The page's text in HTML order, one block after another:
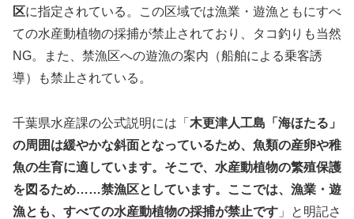
区に指定されている。この区域では漁業・遊漁ともにすべ
ての水産動植物の採捕が禁止されており、タコ釣りも当然
NG。また、禁漁区への遊漁の案内（船舶による乗客誘
導）も禁止されている。
千葉県水産課の公式説明には「 木更津人工島「海ほたる」
の周囲は緩やかな斜面となっているため、魚類の産卵や稚
魚の生育に適しています。そこで、水産動植物の繁殖保護
を図るため……禁漁区としています。ここでは、漁業・遊
漁とも、すべての水産動植物の採捕が禁止です 」と明記さ